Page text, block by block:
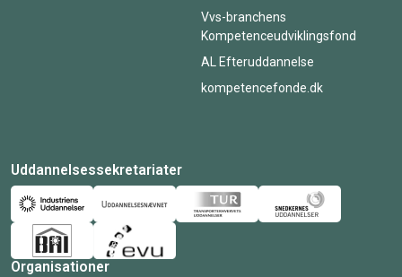
Vvs-branchens
Kompetenceudviklingsfond
AL Efteruddannelse
kompetencefonde.dk
Uddannelsessekretariater
Organisationer